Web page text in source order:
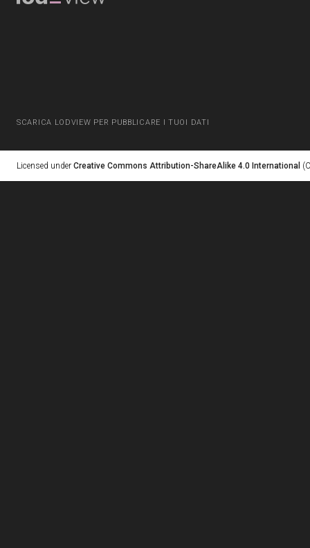
SCARICA LODVIEW PER PUBBLICARE I TUOI DATI
Licensed under Creative Commons Attribution-ShareAlike 4.0 International